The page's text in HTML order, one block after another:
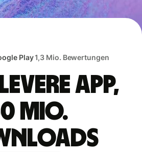
Play1,3 Mio. Bewertungen
App,
Mio.